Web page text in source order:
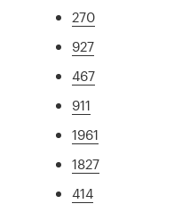
270
927
467
911
1961
1827
414